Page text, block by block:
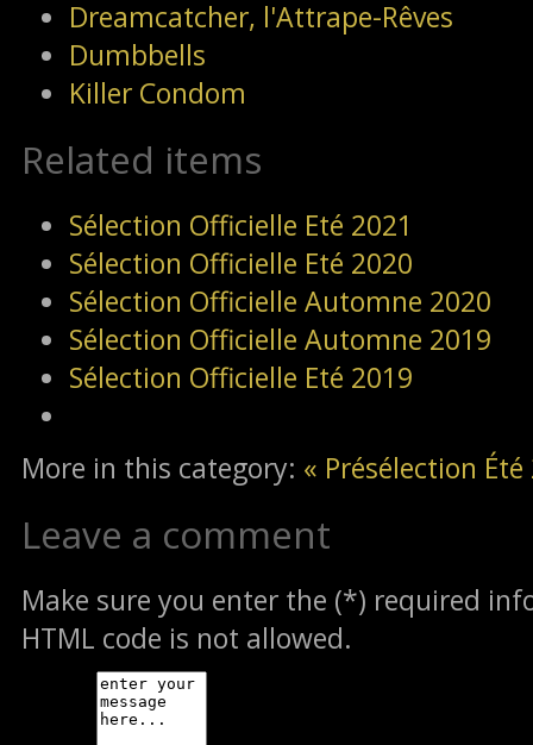
Dreamcatcher, l'Attrape-Rêves
Dumbbells
Killer Condom
Related items
Sélection Officielle Eté 2021
Sélection Officielle Eté 2020
Sélection Officielle Automne 2020
Sélection Officielle Automne 2019
Sélection Officielle Eté 2019
More in this category: « Présélection
Leave a comment
Make sure you enter the (*) required
HTML code is not allowed.